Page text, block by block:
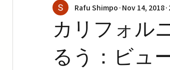
Business Travel Food and
エンターテインメント 特集記事
カリフォル
るう：ビュ
Rafu Shimpo Nov 14, 2018